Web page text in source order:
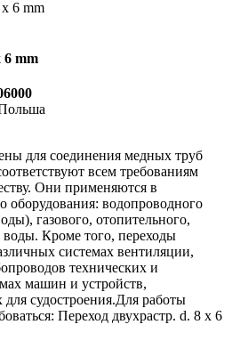
6 mm
для соединения медных труб
всем требованиям
Они применяются в
оборудования: водопроводного
газового, отопительного,
воды. Кроме того, переходы
системах вентиляции,
технических и
машин и устройств,
судостроения.Для работы
Переход двухрастр. d. 8 х 6